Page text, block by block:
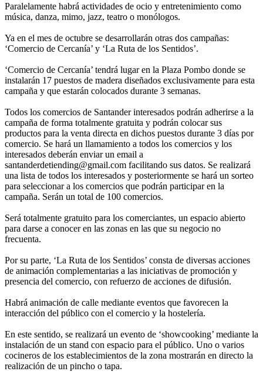
Paralelamente habrá actividades de ocio y entretenimiento como
música, danza, mimo, jazz, teatro o monólogos.
Ya en el mes de octubre se desarrollarán otras dos campañas:
‘Comercio de Cercanía’ y ‘La Ruta de los Sentidos’.
‘Comercio de Cercanía’ tendrá lugar en la Plaza Pombo donde se
instalarán 17 puestos de madera diseñados exclusivamente para esta
campaña y que estarán colocados durante 3 semanas.
Todos los comercios de Santander interesados podrán adherirse a la
campaña de forma totalmente gratuita y podrán colocar sus
productos para la venta directa en dichos puestos durante 3 días por
comercio. Se hará un llamamiento a todos los comercios y los
interesados deberán enviar un email a
santanderdetiending@gmail.com facilitando sus datos. Se realizará
una lista de todos los interesados y posteriormente se hará un sorteo
para seleccionar a los comercios que podrán participar en la
campaña. Serán un total de 100 comercios.
Será totalmente gratuito para los comerciantes, un espacio abierto
para darse a conocer en las zonas en las que su negocio no
frecuenta.
Por su parte, ‘La Ruta de los Sentidos’ consta de diversas acciones
de animación complementarias a las iniciativas de promoción y
presencia del comercio, con refuerzo de acciones de difusión.
Habrá animación de calle mediante eventos que favorecen la
interacción del público con el comercio y la hostelería.
En este sentido, se realizará un evento de ‘showcooking’ mediante la
instalación de un stand con espacio para el público. Uno o varios
cocineros de los establecimientos de la zona mostrarán en directo la
realización de un pincho o tapa.